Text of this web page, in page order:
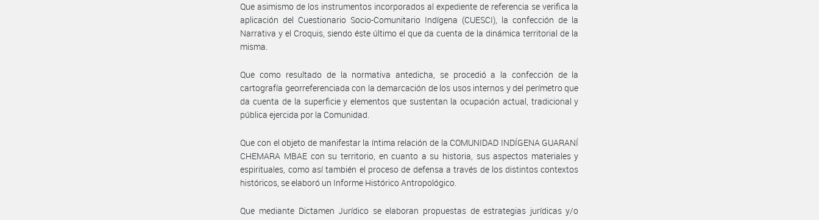
Que asimismo de los instrumentos incorporados al expediente de referencia se verifica la
aplicación del Cuestionario Socio-Comunitario Indígena (CUESCI), la confección de la
Narrativa y el Croquis, siendo éste último el que da cuenta de la dinámica territorial de la
misma.
Que como resultado de la normativa antedicha, se procedió a la confección de la
cartografía georreferenciada con la demarcación de los usos internos y del perímetro que
da cuenta de la superficie y elementos que sustentan la ocupación actual, tradicional y
pública ejercida por la Comunidad.
Que con el objeto de manifestar la íntima relación de la COMUNIDAD INDÍGENA GUARANÍ
CHEMARA MBAE con su territorio, en cuanto a su historia, sus aspectos materiales y
espirituales, como así también el proceso de defensa a través de los distintos contextos
históricos, se elaboró un Informe Histórico Antropológico.
Que mediante Dictamen Jurídico se elaboran propuestas de estrategias jurídicas y/o